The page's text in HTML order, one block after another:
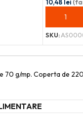
10,48 lei
ADAUGĂ ÎN
SKU:
70 g/mp. Coperta de